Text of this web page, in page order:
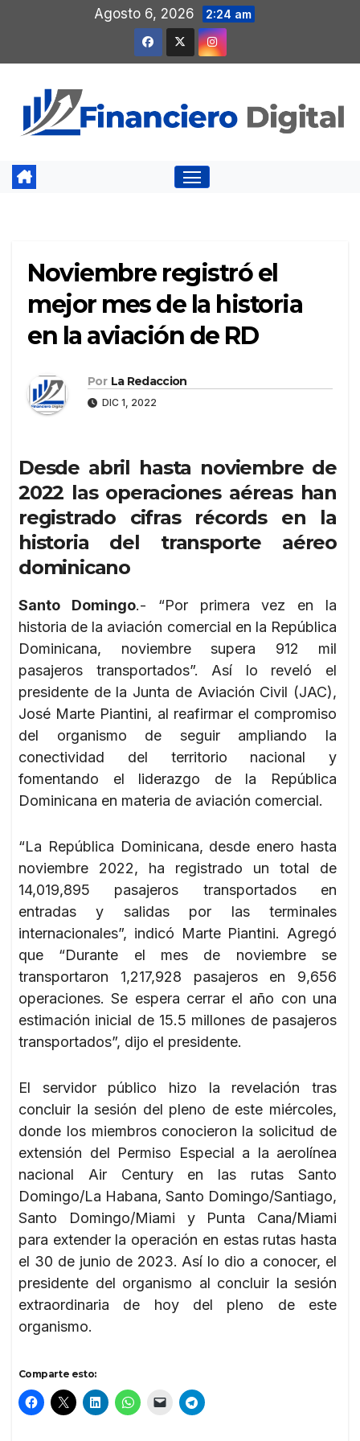
contenido
Agosto 6, 2026 2:24 am
Noviembre registró el
mejor mes de la historia
en la aviación de RD
Por La Redaccion
DIC 1, 2022
Desde abril hasta noviembre de
2022 las operaciones aéreas han
registrado cifras récords en la
historia del transporte aéreo
dominicano
Santo Domingo.- “Por primera vez en la
historia de la aviación comercial en la República
Dominicana, noviembre supera 912 mil
pasajeros transportados”. Así lo reveló el
presidente de la Junta de Aviación Civil (JAC),
José Marte Piantini, al reafirmar el compromiso
del organismo de seguir ampliando la
conectividad del territorio nacional y
fomentando el liderazgo de la República
Dominicana en materia de aviación comercial.
“La República Dominicana, desde enero hasta
noviembre 2022, ha registrado un total de
14,019,895 pasajeros transportados en
entradas y salidas por las terminales
internacionales”, indicó Marte Piantini. Agregó
que “Durante el mes de noviembre se
transportaron 1,217,928 pasajeros en 9,656
operaciones. Se espera cerrar el año con una
estimación inicial de 15.5 millones de pasajeros
transportados”, dijo el presidente.
El servidor público hizo la revelación tras
concluir la sesión del pleno de este miércoles,
donde los miembros conocieron la solicitud de
extensión del Permiso Especial a la aerolínea
nacional Air Century en las rutas Santo
Domingo/La Habana, Santo Domingo/Santiago,
Santo Domingo/Miami y Punta Cana/Miami
para extender la operación en estas rutas hasta
el 30 de junio de 2023. Así lo dio a conocer, el
presidente del organismo al concluir la sesión
extraordinaria de hoy del pleno de este
organismo.
Comparte esto: